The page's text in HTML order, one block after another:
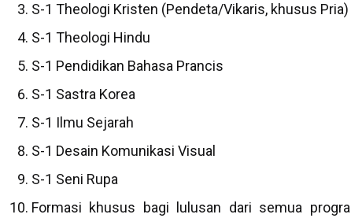
S-1 Theologi Kristen (Pendeta/Vikaris, khusus Pria)
S-1 Theologi Hindu
S-1 Pendidikan Bahasa Prancis
S-1 Sastra Korea
S-1 Ilmu Sejarah
S-1 Desain Komunikasi Visual
S-1 Seni Rupa
Formasi khusus bagi lulusan dari semua